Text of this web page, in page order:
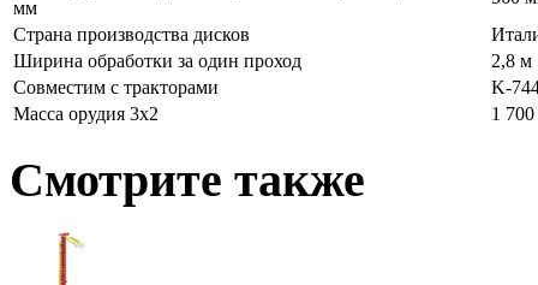
мм
Страна производства дисков
Ширина обработки за один проход
2,8 м
Совместим с тракторами
K-
Масса орудия 3х2
1 700
Смотрите также